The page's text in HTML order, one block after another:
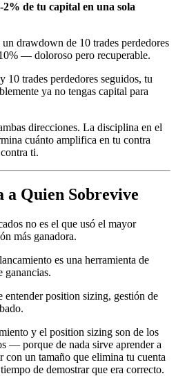
de tu capital en una sola
drawdown de 10 trades perdedores
— doloroso pero recuperable.
10 trades perdedores seguidos, tu
ya no tengas capital para
direcciones. La disciplina en el
cuánto amplifica en tu contra
ti.
Quien Sobrevive
no es el que usó el mayor
más ganadora.
es una herramienta de
ganancias.
entender position sizing, gestión de
y el position sizing son de los
— porque de nada sirve aprender a
con un tamaño que elimina tu cuenta
de demostrar que era correcto.